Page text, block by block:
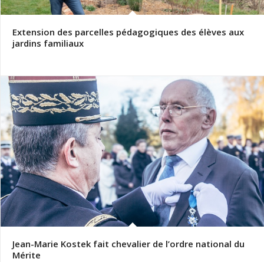
Extension des parcelles pédagogiques des élèves aux
jardins familiaux
Jean-Marie Kostek fait chevalier de l’ordre national du
Mérite